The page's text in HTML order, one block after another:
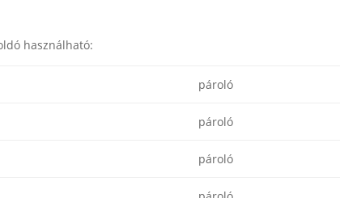
használható:
pároló
pároló
pároló